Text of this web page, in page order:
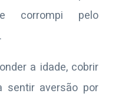
corrompi pelo
a idade, cobrir
sentir aversão por